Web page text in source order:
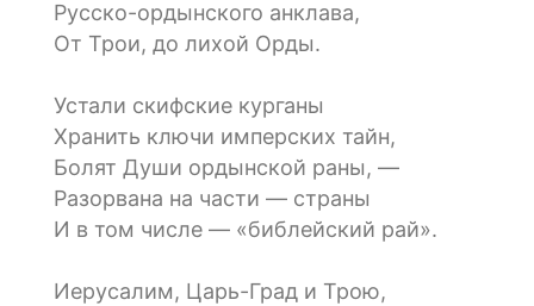
Русско-ордынского анклава,
От Трои, до лихой Орды.
Устали скифские курганы
Хранить ключи имперских тайн,
Болят Души ордынской раны, —
Разорвана на части — страны
И в том числе — «библейский рай».
Иерусалим, Царь-Град и Трою,